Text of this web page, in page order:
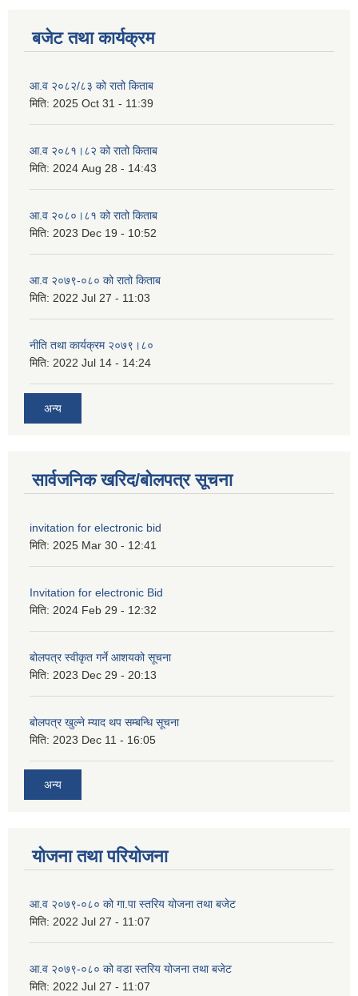
बजेट तथा कार्यक्रम
आ.व २०८२/८३ को रातो किताब
मिति: 2025 Oct 31 - 11:39
आ.व २०८१।८२ को रातो किताब
मिति: 2024 Aug 28 - 14:43
आ.व २०८०।८१ को रातो किताब
मिति: 2023 Dec 19 - 10:52
आ.व २०७९-०८० को रातो किताब
मिति: 2022 Jul 27 - 11:03
नीति तथा कार्यक्रम २०७९।८०
मिति: 2022 Jul 14 - 14:24
अन्य
सार्वजनिक खरिद/बोलपत्र सूचना
invitation for electronic bid
मिति: 2025 Mar 30 - 12:41
Invitation for electronic Bid
मिति: 2024 Feb 29 - 12:32
बोलपत्र स्वीकृत गर्ने आशयको सूचना
मिति: 2023 Dec 29 - 20:13
बोलपत्र खुल्ने म्याद थप सम्बन्धि सूचना
मिति: 2023 Dec 11 - 16:05
अन्य
योजना तथा परियोजना
आ.व २०७९-०८० को गा.पा स्तरिय योजना तथा बजेट
मिति: 2022 Jul 27 - 11:07
आ.व २०७९-०८० को वडा स्तरिय योजना तथा बजेट
मिति: 2022 Jul 27 - 11:07